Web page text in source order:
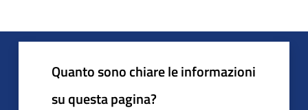
Quanto sono chiare le informazioni
su questa pagina?